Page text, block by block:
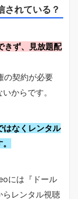
れている？
きず、見放題配
の契約が必要
からです。
なくレンタル
には『ドール
らレンタル視聴